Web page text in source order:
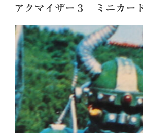
稿
日:
アクマイザー３ ミニカー